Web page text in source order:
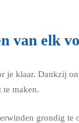
van elk
klaar. Dankzij
te maken.
grondig te